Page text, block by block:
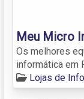
Meu Micro
Os melhores
informática em
Lojas de